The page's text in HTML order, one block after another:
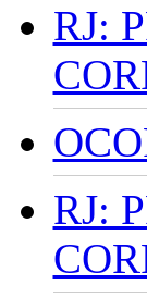
RJ:
RJ: